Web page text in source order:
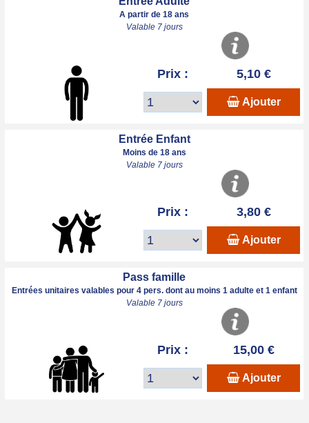
A partir de 18 ans
Valable 7 jours
Prix : 5,10 €
Ajouter
Entrée Enfant
Moins de 18 ans
Valable 7 jours
Prix : 3,80 €
Ajouter
Pass famille
Entrées unitaires valables pour 4 pers. dont au moins 1 adulte et 1 enfant
Valable 7 jours
Prix : 15,00 €
Ajouter